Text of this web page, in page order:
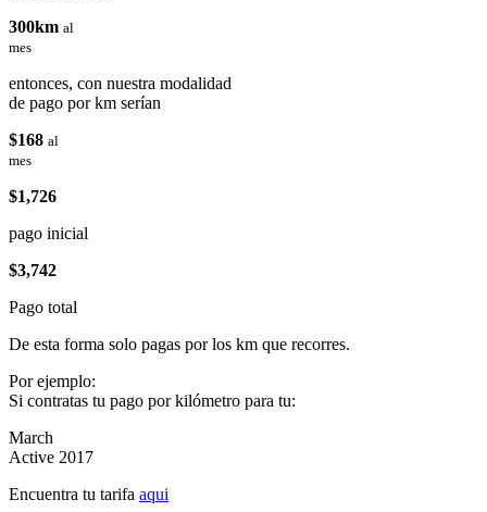
300km al
mes
entonces, con nuestra modalidad
de pago por km serían
$168 al
mes
$1,726
pago inicial
$3,742
Pago total
De esta forma solo pagas por los km que recorres.
Por ejemplo:
Si contratas tu pago por kilómetro para tu:
March
Active 2017
Encuentra tu tarifa aqui